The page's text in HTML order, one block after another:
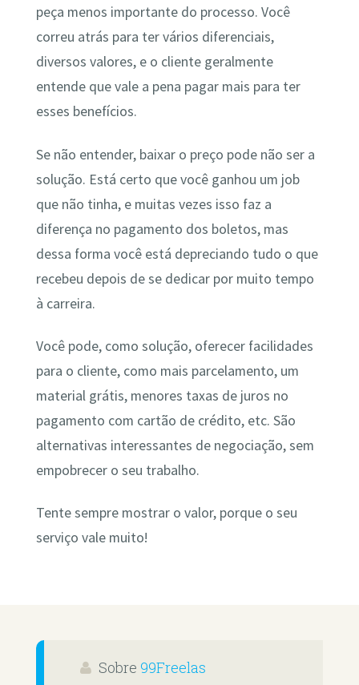
peça menos importante do processo. Você
correu atrás para ter vários diferenciais,
diversos valores, e o cliente geralmente
entende que vale a pena pagar mais para ter
esses benefícios.
Se não entender, baixar o preço pode não ser a
solução. Está certo que você ganhou um job
que não tinha, e muitas vezes isso faz a
diferença no pagamento dos boletos, mas
dessa forma você está depreciando tudo o que
recebeu depois de se dedicar por muito tempo
à carreira.
Você pode, como solução, oferecer facilidades
para o cliente, como mais parcelamento, um
material grátis, menores taxas de juros no
pagamento com cartão de crédito, etc. São
alternativas interessantes de negociação, sem
empobrecer o seu trabalho.
Tente sempre mostrar o valor, porque o seu
serviço vale muito!
Sobre 99Freelas